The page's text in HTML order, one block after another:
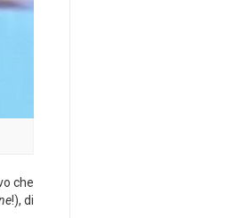
che
!), di